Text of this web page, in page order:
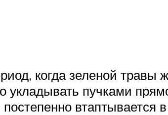
когда зеленой травы
укладывать пучками
втаптывается